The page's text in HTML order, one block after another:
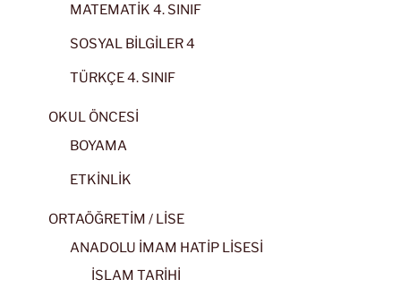
MATEMATİK 4. SINIF
SOSYAL BİLGİLER 4
TÜRKÇE 4. SINIF
OKUL ÖNCESİ
BOYAMA
ETKİNLİK
ORTAÖĞRETİM / LİSE
ANADOLU İMAM HATİP LİSESİ
İSLAM TARİHİ